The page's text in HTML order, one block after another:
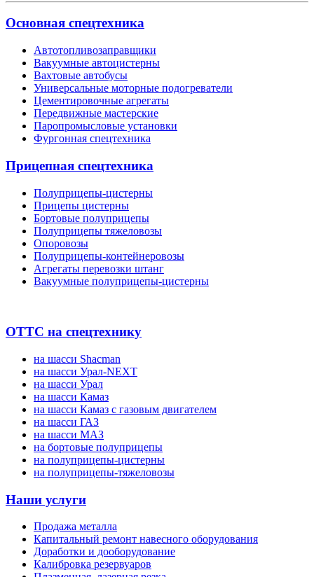
Основная спецтехника
Автотопливозаправщики
Вакуумные автоцистерны
Вахтовые автобусы
Универсальные моторные подогреватели
Цементировочные агрегаты
Передвижные мастерские
Паропромысловые установки
Фургонная спецтехника
Прицепная спецтехника
Полуприцепы-цистерны
Прицепы цистерны
Бортовые полуприцепы
Полуприцепы тяжеловозы
Опоровозы
Полуприцепы-контейнеровозы
Агрегаты перевозки штанг
Вакуумные полуприцепы-цистерны
ОТТС на спецтехнику
на шасси Shacman
на шасси Урал-NEXT
на шасси Урал
на шасси Камаз
на шасси Камаз с газовым двигателем
на шасси ГАЗ
на шасси МАЗ
на бортовые полуприцепы
на полуприцепы-цистерны
на полуприцепы-тяжеловозы
Наши услуги
Продажа металла
Капитальный ремонт навесного оборудования
Доработки и дооборудование
Калибровка резервуаров